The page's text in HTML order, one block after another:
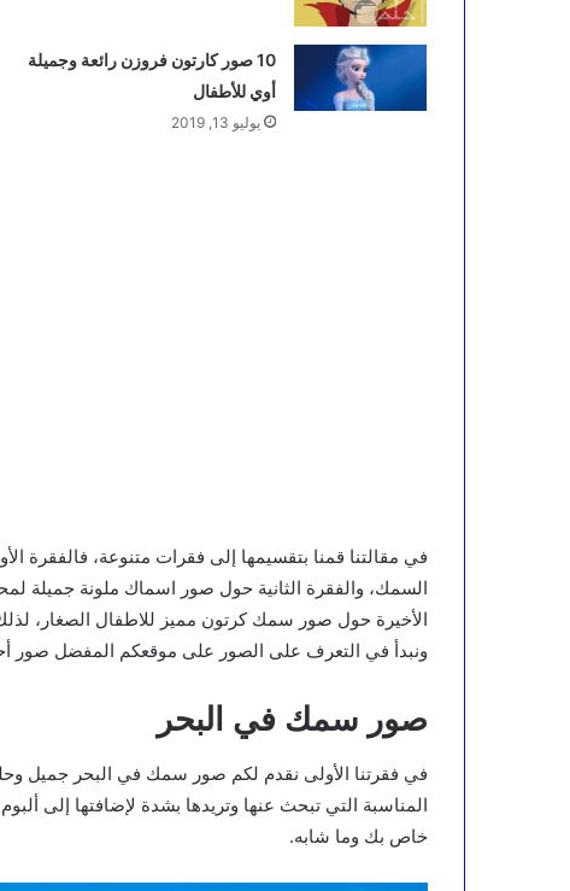
10 صور كارتون فروزن رائعة وجميلة
أوي للأطفال
يوليو 13, 2019
في مقالتنا قمنا بتقسيمها إلى فقرات متنوعة،
السمك، والفقرة الثانية حول صور اسماك ملونة جميلة
الأخيرة حول صور سمك كرتون مميز للاطفال الصغار،
ونبدأ في التعرف على الصور على موقعكم المفضل صور
صور سمك في البحر
في فقرتنا الأولى نقدم لكم صور سمك في البحر جميل
المناسبة التي تبحث عنها وتريدها بشدة لإضافتها إلى
خاص بك وما شابه.